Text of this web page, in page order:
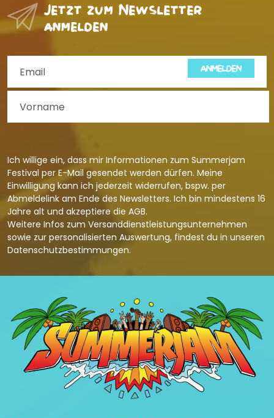
Jetzt zum Newsletter
anmelden
ANMELDEN
Ich willige ein, dass mir Informationen zum Summerjam
Festival per E-Mail gesendet werden dürfen. Meine
Einwilligung kann ich jederzeit widerrufen, bspw. per
Abmeldelink am Ende des Newsletters. Ich bin mindestens 16
Jahre alt und akzeptiere die AGB.
Weitere Infos zum Versanddienstleistungsunternehmen
sowie zur personalisierten Auswertung, findest du in unseren
Datenschutzbestimmungen.